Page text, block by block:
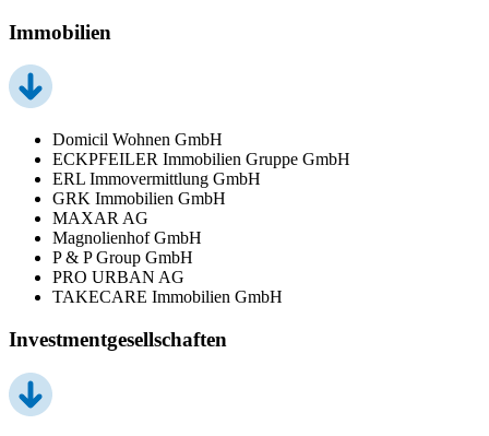
Immobilien
Domicil Wohnen GmbH
ECKPFEILER Immobilien Gruppe GmbH
ERL Immovermittlung GmbH
GRK Immobilien GmbH
MAXAR AG
Magnolienhof GmbH
P & P Group GmbH
PRO URBAN AG
TAKECARE Immobilien GmbH
Investmentgesellschaften